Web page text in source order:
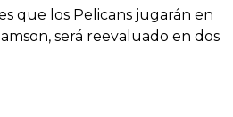
que los Pelicans jugarán en
será reevaluado en dos